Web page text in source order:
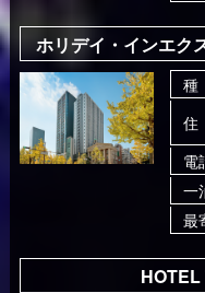
ホリデイ・インエク
電
一
最